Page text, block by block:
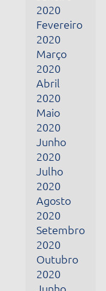
Junho
2020
Julho
2020
Agosto
2020
Setembro
2020
Outubro
2020
Junho
2021
Julho
2021
Novembro
2021
Dezembro
2021
Janeiro
2022
Fevereiro